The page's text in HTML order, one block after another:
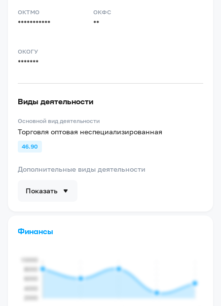
ОКТМО
***********
ОКФС
**
ОКОГУ
*******
Виды деятельности
Основной вид деятельности
Торговля оптовая неспециализированная
46.90
Дополнительные виды деятельности
Показать
Финансы